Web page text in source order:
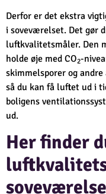
Derfor er det ekstra
i soveværelset. Det gør
luftkvalitetsmåler. Den
holde øje med CO2-
skimmelsporer og
så du kan få luftet ud i
boligens
ud.
Her finder